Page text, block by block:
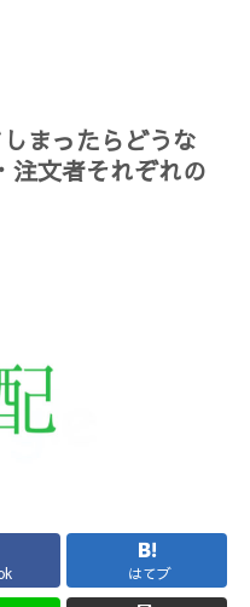
まったらどうな
注文者それぞれの
はてブ